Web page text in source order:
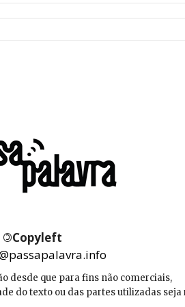
©Copyleft
desde que para fins não comerciais,
do texto ou das partes utilizadas